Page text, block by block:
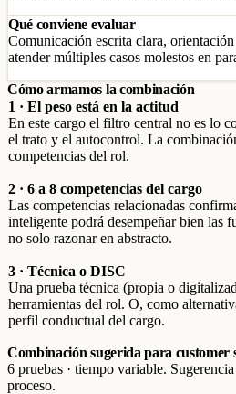
Qué conviene evaluar
Comunicación escrita clara,
atender múltiples casos molestos en
Cómo armamos la combinación
1 · El peso está en la actitud
En este cargo el filtro central no es lo
el trato y el autocontrol. La
competencias del rol.
2 · 6 a 8 competencias del cargo
Las competencias relacionadas
inteligente podrá desempeñar bien las
no solo razonar en abstracto.
3 · Técnica o DISC
Una prueba técnica (propia o
herramientas del rol. O, como
perfil conductual del cargo.
Combinación sugerida para customer
6 pruebas · tiempo variable.
proceso.